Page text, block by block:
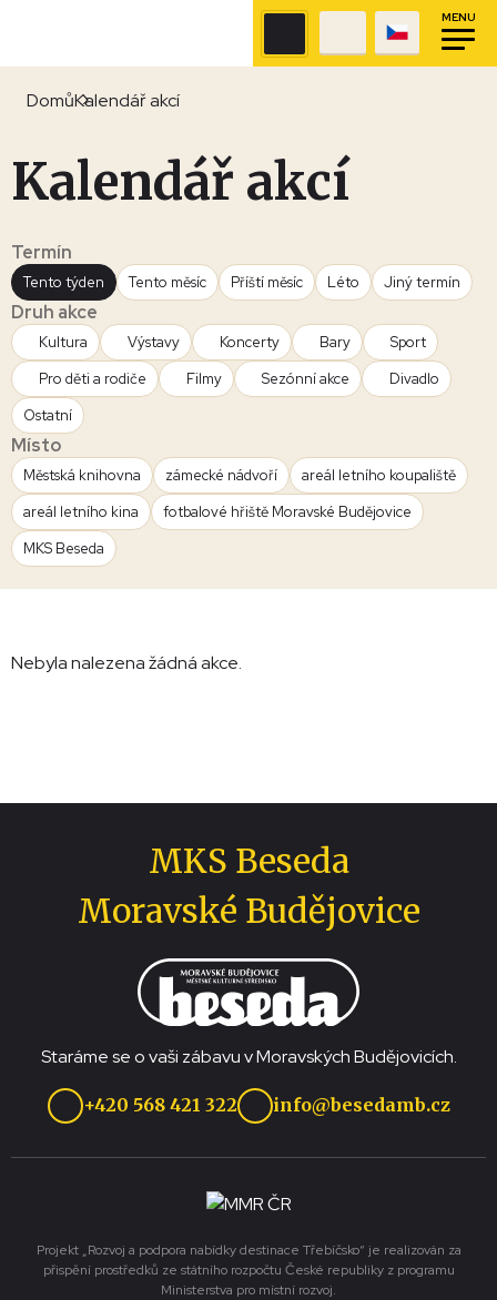
MENU
DomůKalendář akcí
Kalendář akcí
Termín
Tento týden Tento měsíc Příští měsíc Léto Jiný termín
Druh akce
Kultura Výstavy Koncerty Bary
Sport
Pro děti a rodiče
Filmy Sezónní akce
Divadlo
Ostatní
Místo
Městská knihovna zámecké nádvoří
areál letního koupaliště
areál letního kina
fotbalové hřiště Moravské Budějovice
MKS Beseda
Nebyla nalezena žádná akce.
MKS Beseda
Moravské Budějovice
Staráme se o vaši zábavu v Moravských Budějovicích.
+420 568 421 322 info@besedamb.cz
Projekt „Rozvoj a podpora nabídky destinace Třebíčsko“ je realizován za
přispění prostředků ze státního rozpočtu České republiky z programu
Ministerstva pro místní rozvoj.